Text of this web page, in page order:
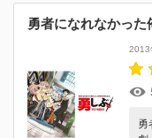
勇者になれなかった
2013
勇